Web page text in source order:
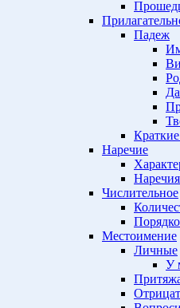
Падеж
Наречие
Числительное
Местоимение
Личные
У